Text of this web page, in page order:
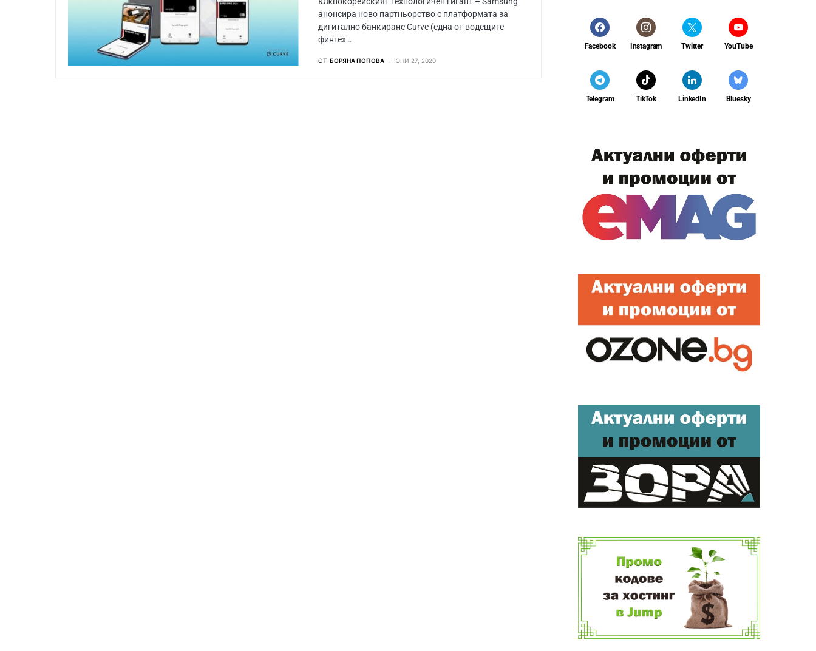
анонсира ново партньорство с платформата за
дигитално банкиране Curve (една от водещите
финтех…
ОТ БОРЯНА ПОПОВА ЮНИ 27, 2020
Facebook Instagram Twitter YouTube
Telegram TikTok LinkedIn Bluesky